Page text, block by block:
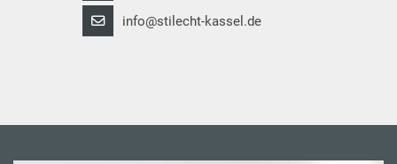
info@stilecht-kassel.de